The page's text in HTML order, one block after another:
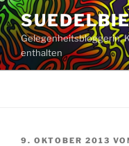
Zum
Inhalt
springenGelegenheitsbloggerin.
enthalten
VERÖFFENTLICHT
9. OKTOBER 2013